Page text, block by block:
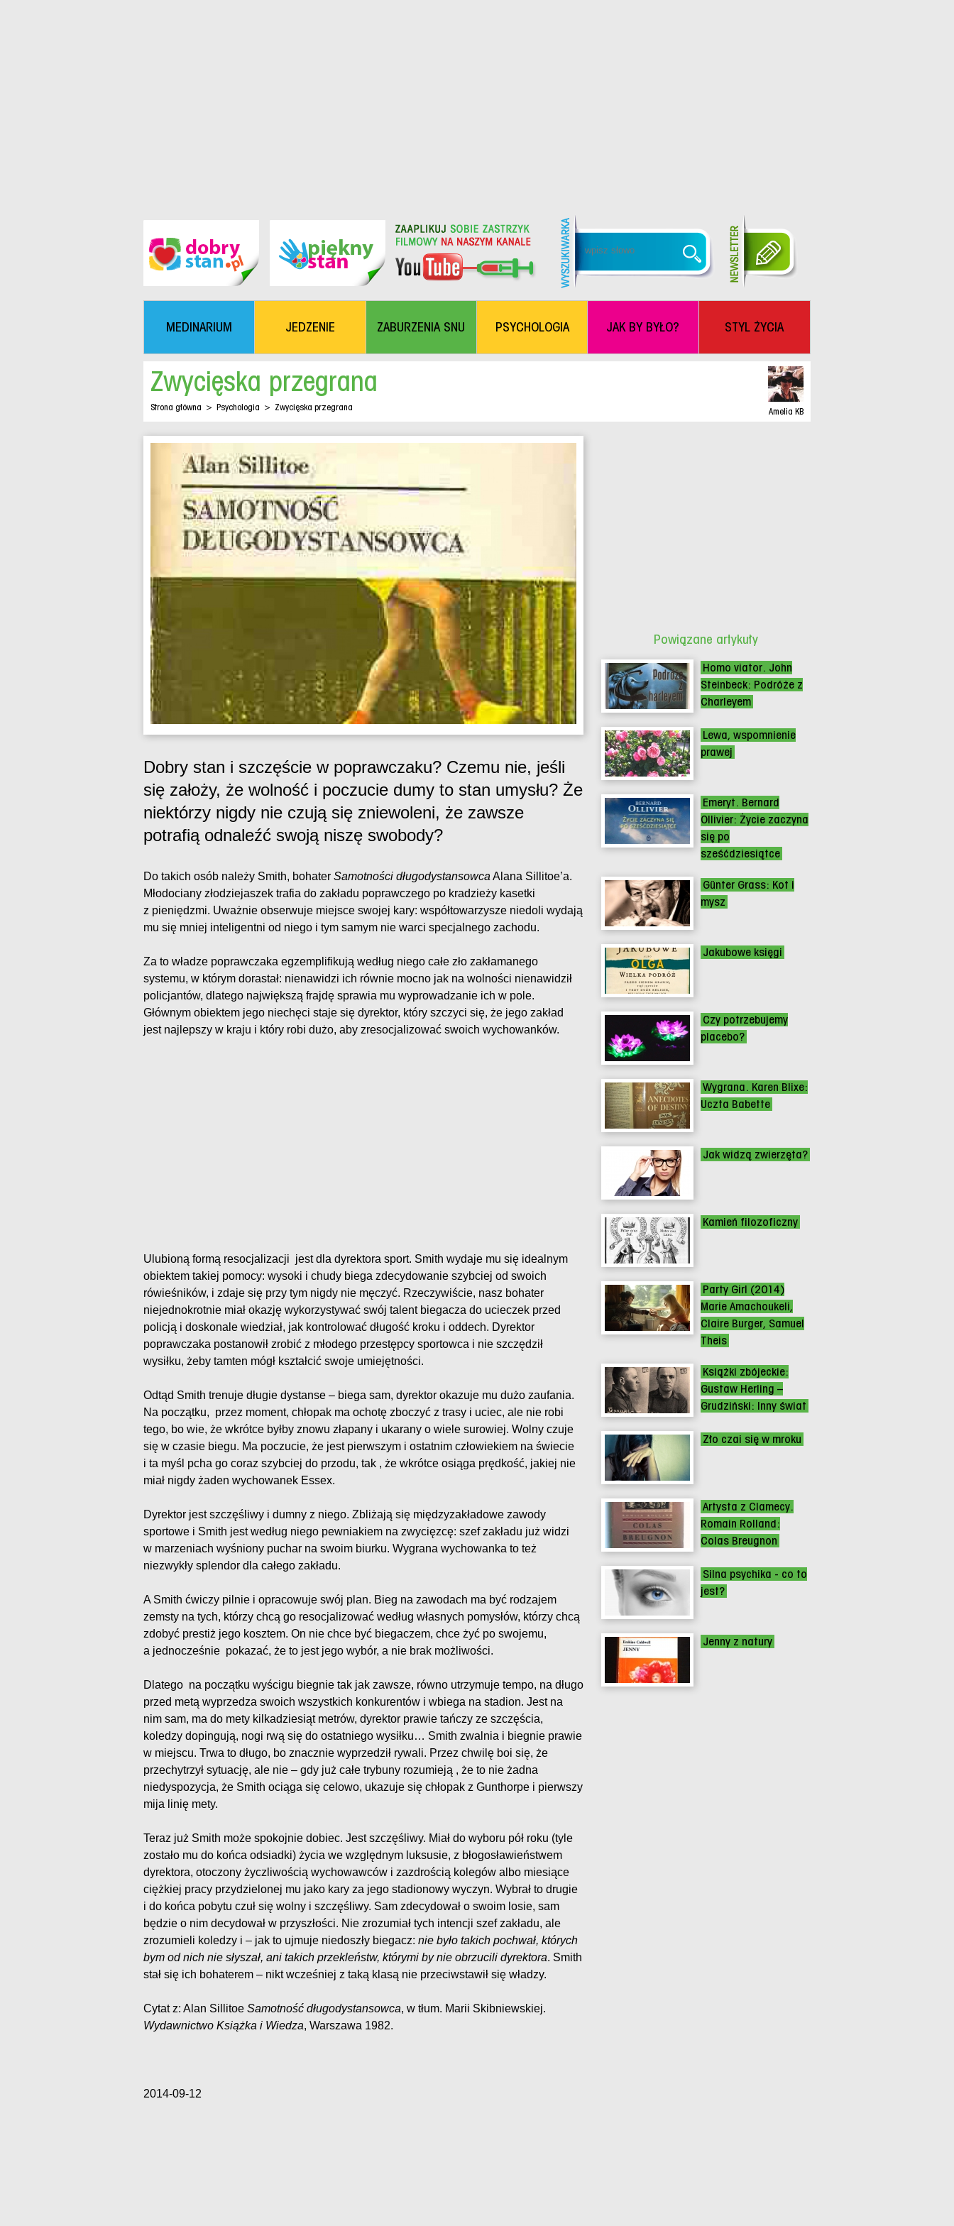
MEDINARIUM JEDZENIE ZABURZENIA SNU PSYCHOLOGIA JAK BY BYŁO? STYL ŻYCIA
Amelia KB
Zwycięska przegrana
Strona główna > Psychologia > Zwycięska przegrana
Dobry stan i szczęście w poprawczaku? Czemu nie, jeśli
się założy, że wolność i poczucie dumy to stan umysłu? Że
niektórzy nigdy nie czują się zniewoleni, że zawsze
potrafią odnaleźć swoją niszę swobody?
Do takich osób należy Smith, bohater Samotności długodystansowca Alana Sillitoe’a.
Młodociany złodziejaszek trafia do zakładu poprawczego po kradzieży kasetki
z pieniędzmi. Uważnie obserwuje miejsce swojej kary: współtowarzysze niedoli wydają
mu się mniej inteligentni od niego i tym samym nie warci specjalnego zachodu.
Za to władze poprawczaka egzemplifikują według niego całe zło zakłamanego
systemu, w którym dorastał: nienawidzi ich równie mocno jak na wolności nienawidził
policjantów, dlatego największą frajdę sprawia mu wyprowadzanie ich w pole.
Głównym obiektem jego niechęci staje się dyrektor, który szczyci się, że jego zakład
jest najlepszy w kraju i który robi dużo, aby zresocjalizować swoich wychowanków.
Ulubioną formą resocjalizacji jest dla dyrektora sport. Smith wydaje mu się idealnym
obiektem takiej pomocy: wysoki i chudy biega zdecydowanie szybciej od swoich
rówieśników, i zdaje się przy tym nigdy nie męczyć. Rzeczywiście, nasz bohater
niejednokrotnie miał okazję wykorzystywać swój talent biegacza do ucieczek przed
policją i doskonale wiedział, jak kontrolować długość kroku i oddech. Dyrektor
poprawczaka postanowił zrobić z młodego przestępcy sportowca i nie szczędził
wysiłku, żeby tamten mógł kształcić swoje umiejętności.
Odtąd Smith trenuje długie dystanse – biega sam, dyrektor okazuje mu dużo zaufania.
Na początku, przez moment, chłopak ma ochotę zboczyć z trasy i uciec, ale nie robi
tego, bo wie, że wkrótce byłby znowu złapany i ukarany o wiele surowiej. Wolny czuje
się w czasie biegu. Ma poczucie, że jest pierwszym i ostatnim człowiekiem na świecie
i ta myśl pcha go coraz szybciej do przodu, tak , że wkrótce osiąga prędkość, jakiej nie
miał nigdy żaden wychowanek Essex.
Dyrektor jest szczęśliwy i dumny z niego. Zbliżają się międzyzakładowe zawody
sportowe i Smith jest według niego pewniakiem na zwycięzcę: szef zakładu już widzi
w marzeniach wyśniony puchar na swoim biurku. Wygrana wychowanka to też
niezwykły splendor dla całego zakładu.
A Smith ćwiczy pilnie i opracowuje swój plan. Bieg na zawodach ma być rodzajem
zemsty na tych, którzy chcą go resocjalizować według własnych pomysłów, którzy chcą
zdobyć prestiż jego kosztem. On nie chce być biegaczem, chce żyć po swojemu,
a jednocześnie pokazać, że to jest jego wybór, a nie brak możliwości.
Dlatego na początku wyścigu biegnie tak jak zawsze, równo utrzymuje tempo, na długo
przed metą wyprzedza swoich wszystkich konkurentów i wbiega na stadion. Jest na
nim sam, ma do mety kilkadziesiąt metrów, dyrektor prawie tańczy ze szczęścia,
koledzy dopingują, nogi rwą się do ostatniego wysiłku… Smith zwalnia i biegnie prawie
w miejscu. Trwa to długo, bo znacznie wyprzedził rywali. Przez chwilę boi się, że
przechytrzył sytuację, ale nie – gdy już całe trybuny rozumieją , że to nie żadna
niedyspozycja, że Smith ociąga się celowo, ukazuje się chłopak z Gunthorpe i pierwszy
mija linię mety.
Teraz już Smith może spokojnie dobiec. Jest szczęśliwy. Miał do wyboru pół roku (tyle
zostało mu do końca odsiadki) życia we względnym luksusie, z błogosławieństwem
dyrektora, otoczony życzliwością wychowawców i zazdrością kolegów albo miesiące
ciężkiej pracy przydzielonej mu jako kary za jego stadionowy wyczyn. Wybrał to drugie
i do końca pobytu czuł się wolny i szczęśliwy. Sam zdecydował o swoim losie, sam
będzie o nim decydował w przyszłości. Nie zrozumiał tych intencji szef zakładu, ale
zrozumieli koledzy i – jak to ujmuje niedoszły biegacz: nie było takich pochwał, których
bym od nich nie słyszał, ani takich przekleństw, którymi by nie obrzucili dyrektora. Smith
stał się ich bohaterem – nikt wcześniej z taką klasą nie przeciwstawił się władzy.
Cytat z: Alan Sillitoe Samotność długodystansowca, w tłum. Marii Skibniewskiej.
Wydawnictwo Książka i Wiedza, Warszawa 1982.
2014-09-12
Powiązane artykuły
Homo viator. John
Steinbeck: Podróże z
Charleyem
Lewa, wspomnienie
prawej
Emeryt. Bernard
Ollivier: Życie zaczyna
się po
sześćdziesiątce
Günter Grass: Kot i
mysz
Jakubowe księgi
Czy potrzebujemy
placebo?
Wygrana. Karen Blixe:
Uczta Babette
Jak widzą zwierzęta?
Kamień filozoficzny
Party Girl (2014)
Marie Amachoukeli,
Claire Burger, Samuel
Theis
Książki zbójeckie:
Gustaw Herling –
Grudziński: Inny świat
Zło czai się w mroku
Artysta z Clamecy.
Romain Rolland:
Colas Breugnon
Silna psychika - co to
jest?
Jenny z natury